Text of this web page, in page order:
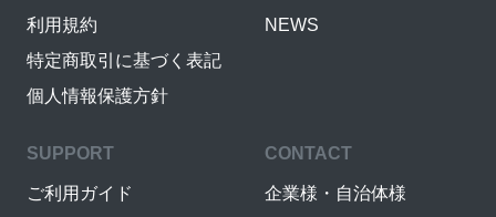
利用規約
特定商取引に基づく表記
個人情報保護方針
NEWS
SUPPORT
ご利用ガイド
CONTACT
企業様・自治体様